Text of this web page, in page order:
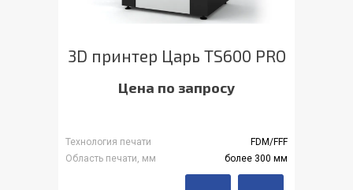
3D принтер Царь TS600 PRO
Цена по запросу
Технология печати
FDM/FFF
Область печати, мм
более 300 мм